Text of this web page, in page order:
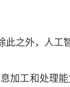
外，人工
工和处理能